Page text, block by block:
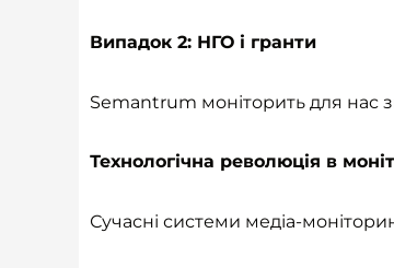
Випадок 2: НГО і гранти
Semantrum моніторить для нас
Технологічна революція в
Сучасні системи медіа-